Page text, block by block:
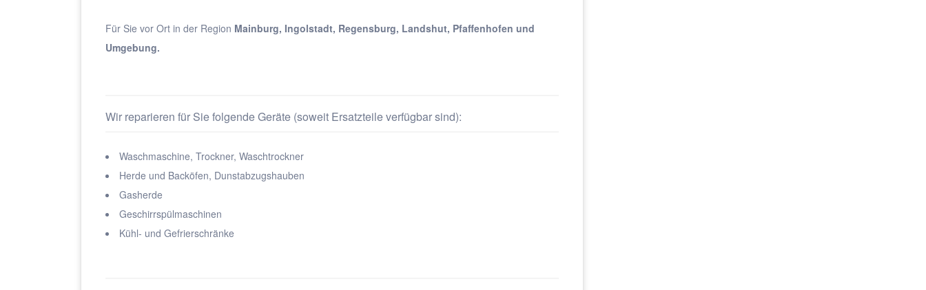
Für Sie vor Ort in der Region Mainburg, Ingolstadt, Regensburg, Landshut, Pfaffenhofen und
Umgebung.
Wir reparieren für Sie folgende Geräte (soweit Ersatzteile verfügbar sind):
Waschmaschine, Trockner, Waschtrockner
Herde und Backöfen, Dunstabzugshauben
Gasherde
Geschirrspülmaschinen
Kühl- und Gefrierschränke